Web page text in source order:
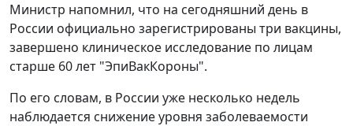
Министр напомнил, что на сегодняшний день в
России официально зарегистрированы три вакцины,
завершено клиническое исследование по лицам
старше 60 лет "ЭпиВакКороны".
По его словам, в России уже несколько недель
наблюдается снижение уровня заболеваемости